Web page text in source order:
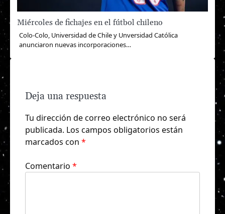
Miércoles de fichajes en el fútbol chileno
Colo-Colo, Universidad de Chile y Unversidad Católica
anunciaron nuevas incorporaciones…
Deja una respuesta
Tu dirección de correo electrónico no será
publicada. Los campos obligatorios están
marcados con *
Comentario *